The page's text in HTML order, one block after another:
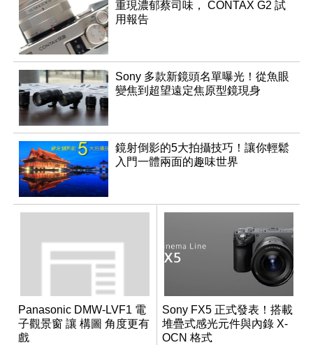
重現濃郁蔡司味， CONTAX G2 試
用報告
Sony 多款新鏡頭名單曝光！從魚眼
變焦到超望遠定焦原型鏡現身
鏡射倒影的5大拍攝技巧！讓你輕鬆
入門一體兩面的趣味世界
Panasonic DMW-LVF1 電
子觀景窗 讓 構圖 角度更有
戲
Sony FX5 正式發表！搭載
堆疊式感光元件與內錄 X-
OCN 格式